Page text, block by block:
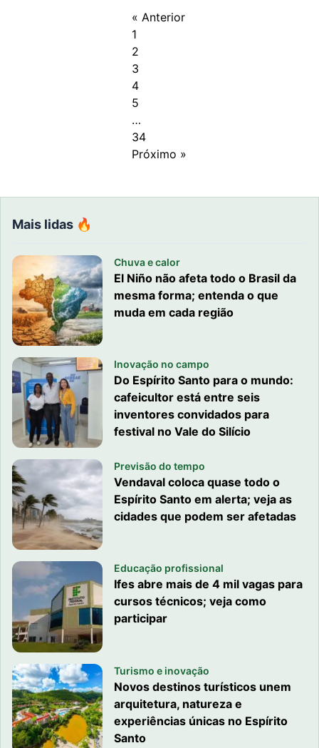
« Anterior
1
2
3
4
5
…
34
Próximo »
Mais lidas 🔥
Chuva e calor
El Niño não afeta todo o Brasil da
mesma forma; entenda o que
muda em cada região
Inovação no campo
Do Espírito Santo para o mundo:
cafeicultor está entre seis
inventores convidados para
festival no Vale do Silício
Previsão do tempo
Vendaval coloca quase todo o
Espírito Santo em alerta; veja as
cidades que podem ser afetadas
Educação profissional
Ifes abre mais de 4 mil vagas para
cursos técnicos; veja como
participar
Turismo e inovação
Novos destinos turísticos unem
arquitetura, natureza e
experiências únicas no Espírito
Santo